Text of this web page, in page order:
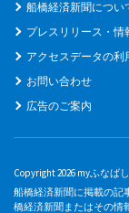
船橋経済新聞につい
プレスリリース・情
アクセスデータの利
お問い合わせ
広告のご案内
Copyright 2026 myふなば
船橋経済新聞に掲載の記
橋経済新聞またはその情